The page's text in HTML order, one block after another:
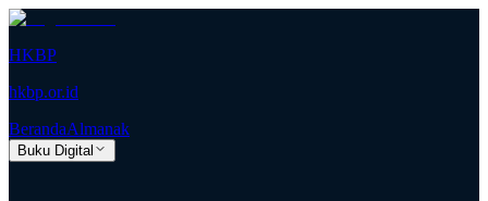
HKBP
hkbp.or.id
BerandaAlmanak
Buku Digital